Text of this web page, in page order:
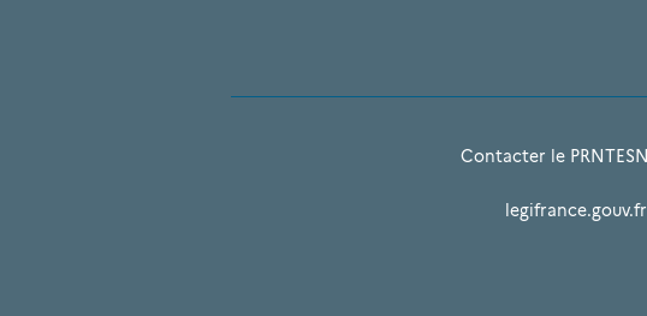
Contacter le PRNTESN
legifrance.gouv.fr